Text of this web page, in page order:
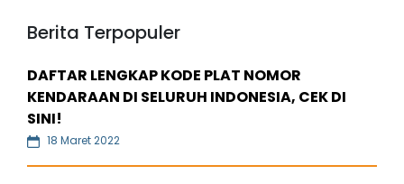
Berita Terpopuler
DAFTAR LENGKAP KODE PLAT NOMOR
KENDARAAN DI SELURUH INDONESIA, CEK DI
SINI!
18 Maret 2022